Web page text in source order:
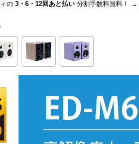
の 3・6・12回あと払い 分割手数料無料！ →